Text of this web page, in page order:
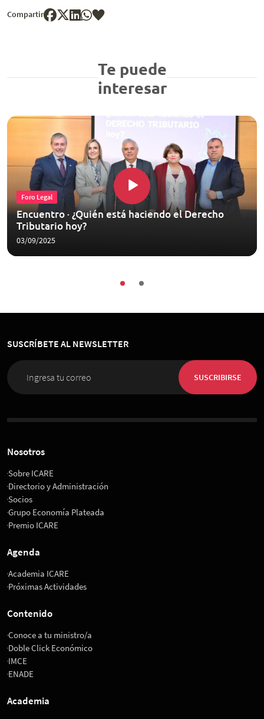
Compartir
Te puede
interesar
Foro Legal
Encuentro · ¿Quién está haciendo el Derecho
Tributario hoy?
03/09/2025
SUSCRÍBETE AL NEWSLETTER
SUSCRIBIRSE
Nosotros
Sobre ICARE
Directorio y Administración
Socios
Grupo Economía Plateada
Premio ICARE
Agenda
Academia ICARE
Próximas Actividades
Contenido
Conoce a tu ministro/a
Doble Click Económico
IMCE
ENADE
Academia